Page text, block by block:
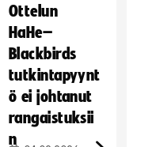
Ottelun
HaHe–
Blackbirds
tutkintapyynt
ö ei johtanut
rangaistuksii
n